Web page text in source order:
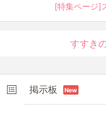
[特集ページ]
すすき
掲示板 New